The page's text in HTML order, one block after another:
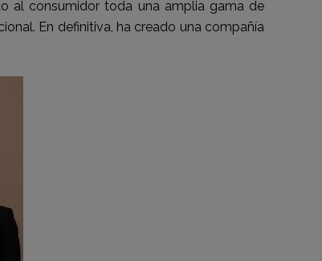
al consumidor toda una amplia gama de
En definitiva, ha creado una compañía